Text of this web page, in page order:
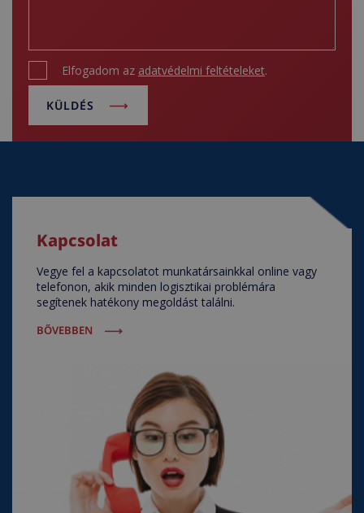
Kapcsolat
Vegye fel a kapcsolatot munkatársainkkal online vagy
telefonon, akik minden logisztikai problémára
segítenek hatékony megoldást találni.
BŐVEBBEN
Elfogadom az adatvédelmi feltételeket.
KÜLDÉS